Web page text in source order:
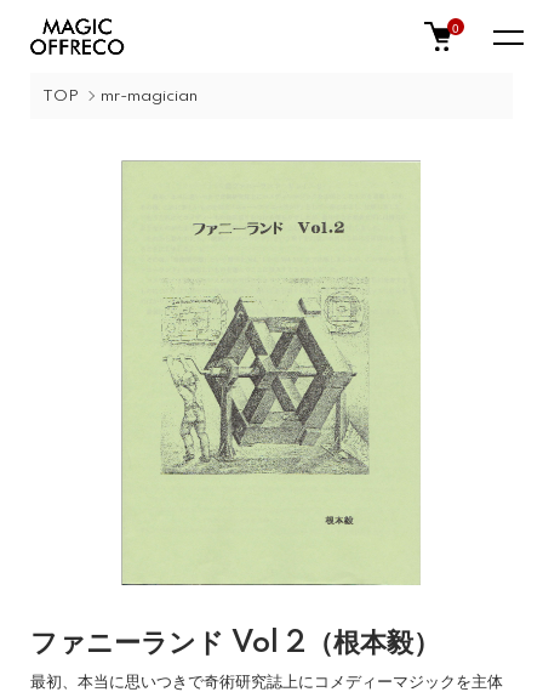
0
TOP mr-magician
ファニーランド Vol 2（根本毅）
最初、本当に思いつきで奇術研究誌上にコメディーマジックを主体